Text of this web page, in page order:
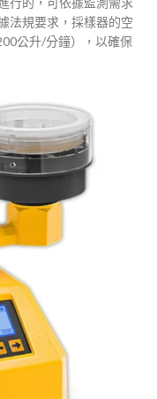
法規要求，採樣器的空
公升/分鐘），以確保